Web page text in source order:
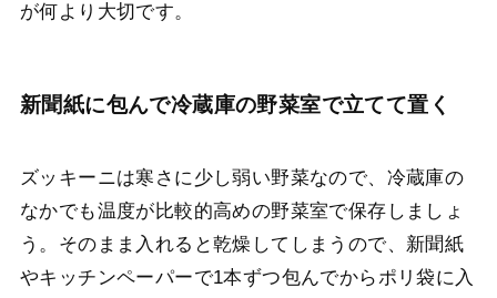
が何より大切です。
新聞紙に包んで冷蔵庫の野菜室で立てて置く
ズッキーニは寒さに少し弱い野菜なので、冷蔵庫の
なかでも温度が比較的高めの野菜室で保存しましょ
う。そのまま入れると乾燥してしまうので、新聞紙
やキッチンペーパーで1本ずつ包んでからポリ袋に入